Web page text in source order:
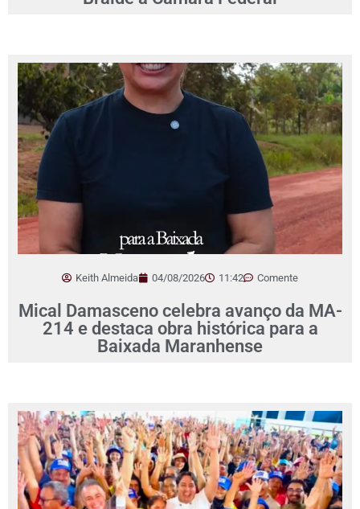
Keith Almeida 04/08/2026 11:42 Comente
Mical Damasceno celebra avanço da MA-
214 e destaca obra histórica para a
Baixada Maranhense